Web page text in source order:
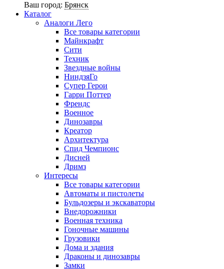
Ваш город: Брянск
Каталог
Аналоги Лего
Все товары категории
Майнкрафт
Сити
Техник
Звездные войны
НиндзяГо
Супер Герои
Гарри Поттер
Френдс
Военное
Динозавры
Креатор
Архитектура
Спид Чемпионс
Дисней
Дримз
Интересы
Все товары категории
Автоматы и пистолеты
Бульдозеры и экскаваторы
Внедорожники
Военная техника
Гоночные машины
Грузовики
Дома и здания
Драконы и динозавры
Замки